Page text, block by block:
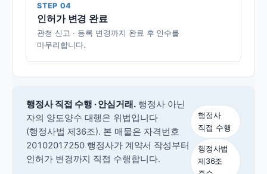
STEP 04
인허가 변경 완료
관청 신고 · 등록 변경까지 완료 후 인수를
마무리합니다.
행정사 직접 수행 · 안심거래. 행정사 아닌
자의 양도양수 대행은 위법입니다
(행정사법 제36조). 본 매물은 자격번호
20102017250 행정사가 계약서 작성부터
인허가 변경까지 직접 수행합니다.
행정사
직접 수행
행정사법
제36조